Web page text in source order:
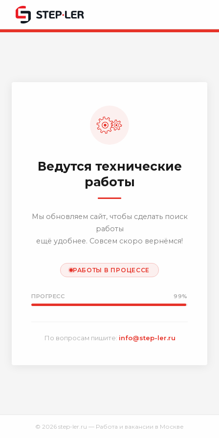
Ведутся технические
работы
Мы обновляем сайт, чтобы сделать поиск
работы
ещё удобнее. Совсем скоро вернёмся!
РАБОТЫ В ПРОЦЕССЕ
ПРОГРЕСС 99%
По вопросам пишите: info@step-ler.ru
© 2026 step-ler.ru — Работа и вакансии в Москве